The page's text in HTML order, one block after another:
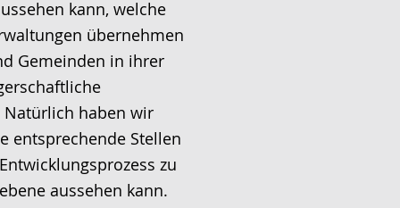
kann, welche
übernehmen
Gemeinden in ihrer
Natürlich haben wir
entsprechende Stellen
zu
aussehen kann.